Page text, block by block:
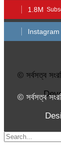
1.8M
Instagram
© সর্বসত্ব
© সর্বসত্ব